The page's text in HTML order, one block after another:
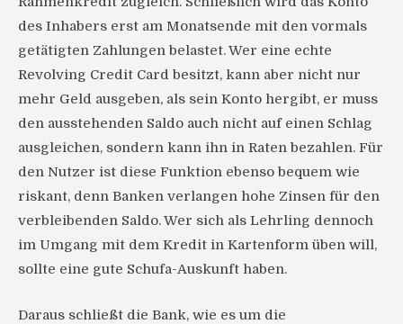
des Inhabers erst am Monatsende mit den vormals
getätigten Zahlungen belastet. Wer eine echte
Revolving Credit Card besitzt, kann aber nicht nur
mehr Geld ausgeben, als sein Konto hergibt, er muss
den ausstehenden Saldo auch nicht auf einen Schlag
ausgleichen, sondern kann ihn in Raten bezahlen. Für
den Nutzer ist diese Funktion ebenso bequem wie
riskant, denn Banken verlangen hohe Zinsen für den
verbleibenden Saldo. Wer sich als Lehrling dennoch
im Umgang mit dem Kredit in Kartenform üben will,
sollte eine gute Schufa-Auskunft haben.
Daraus schließt die Bank, wie es um die